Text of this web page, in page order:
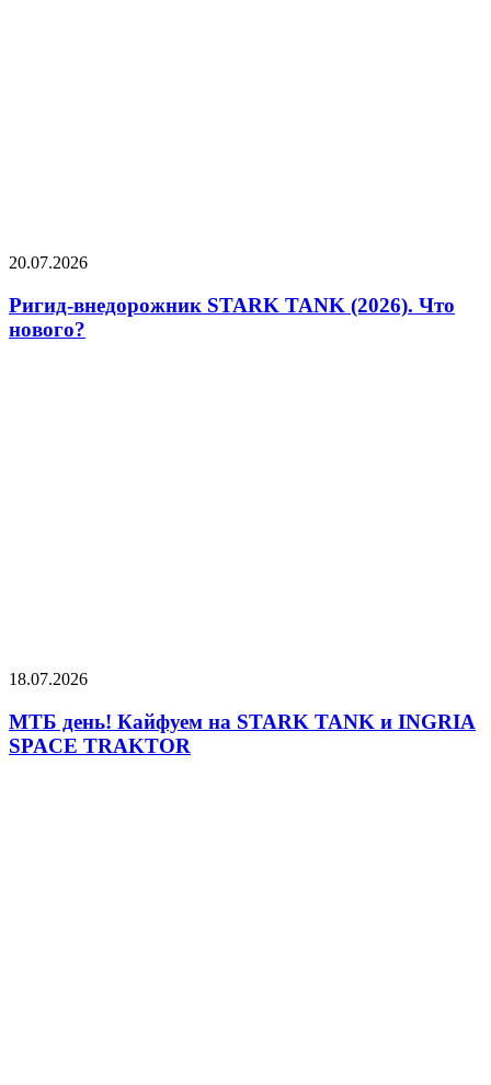
20.07.2026
Ригид-внедорожник STARK TANK (2026). Что
нового?
18.07.2026
МТБ день! Кайфуем на STARK TANK и INGRIA
SPACE TRAKTOR